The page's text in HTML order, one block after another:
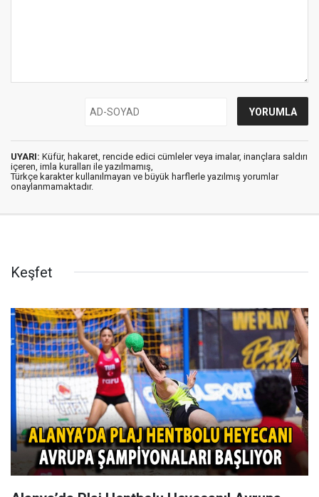
UYARI: Küfür, hakaret, rencide edici cümleler veya imalar, inançlara saldırı
içeren, imla kuralları ile yazılmamış,
Türkçe karakter kullanılmayan ve büyük harflerle yazılmış yorumlar
onaylanmamaktadır.
Keşfet